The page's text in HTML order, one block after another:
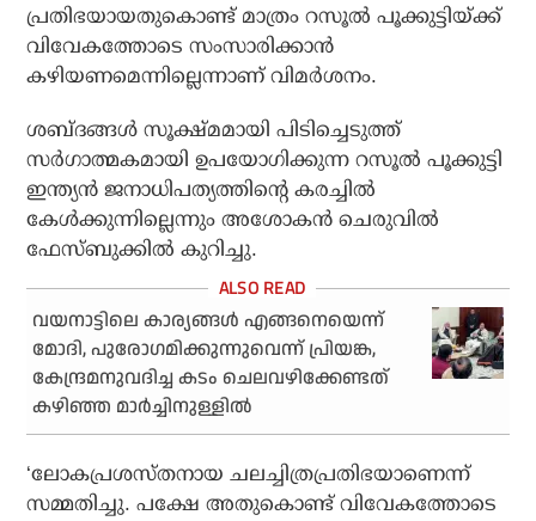
പ്രതിഭയായതുകൊണ്ട് മാത്രം റസൂല്‍ പൂക്കുട്ടിയ്ക്ക്
വിവേകത്തോടെ സംസാരിക്കാന്‍
കഴിയണമെന്നില്ലെന്നാണ് വിമര്‍ശനം.
ശബ്ദങ്ങള്‍ സൂക്ഷ്മമായി പിടിച്ചെടുത്ത്
സര്‍ഗാത്മകമായി ഉപയോഗിക്കുന്ന റസൂല്‍ പൂക്കുട്ടി
ഇന്ത്യന്‍ ജനാധിപത്യത്തിന്റെ കരച്ചില്‍
കേള്‍ക്കുന്നില്ലെന്നും അശോകന്‍ ചെരുവില്‍
ഫേസ്ബുക്കില്‍ കുറിച്ചു.
വയനാട്ടിലെ കാര്യങ്ങള്‍ എങ്ങനെയെന്ന്
മോദി, പുരോഗമിക്കുന്നുവെന്ന് പ്രിയങ്ക,
കേന്ദ്രമനുവദിച്ച കടം ചെലവഴിക്കേണ്ടത്
കഴിഞ്ഞ മാര്‍ച്ചിനുള്ളില്‍
‘ലോകപ്രശസ്തനായ ചലച്ചിത്രപ്രതിഭയാണെന്ന്
സമ്മതിച്ചു. പക്ഷേ അതുകൊണ്ട് വിവേകത്തോടെ